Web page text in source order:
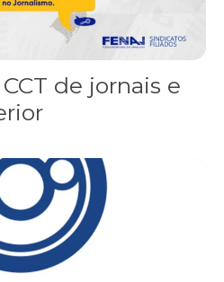
de jornais e
à TV TEM, denunciada de cometer